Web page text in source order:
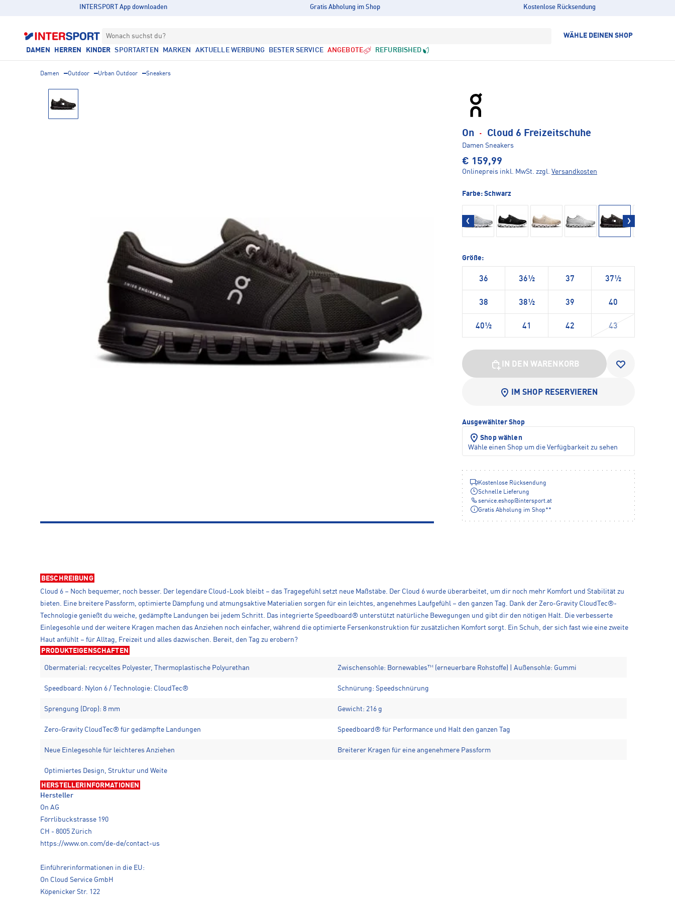
INTERSPORT App downloaden Gratis Abholung im Shop Kostenlose Rücksendung
Wonach suchst du? WÄHLE DEINEN SHOP
DAMEN HERREN KINDER SPORTARTEN MARKEN AKTUELLE WERBUNG BESTER SERVICE ANGEBOTE REFURBISHED
Damen Outdoor Urban Outdoor Sneakers
On · Cloud 6 Freizeitschuhe
Damen Sneakers
€ 159,99
Onlinepreis inkl. MwSt. zzgl. Versandkosten
Farbe: Schwarz
Größe:
36 36½ 37 37½
38 38½ 39 40
40½ 41 42 43
IN DEN WARENKORB
IM SHOP RESERVIEREN
Ausgewählter Shop
Shop wählen
Wähle einen Shop um die Verfügbarkeit zu sehen
Kostenlose Rücksendung
Schnelle Lieferung
service.eshop@intersport.at
Gratis Abholung im Shop**
BESCHREIBUNG
Cloud 6 – Noch bequemer, noch besser. Der legendäre Cloud-Look bleibt – das Tragegefühl setzt neue Maßstäbe. Der Cloud 6 wurde überarbeitet, um dir noch mehr Komfort und Stabilität zu
bieten. Eine breitere Passform, optimierte Dämpfung und atmungsaktive Materialien sorgen für ein leichtes, angenehmes Laufgefühl – den ganzen Tag. Dank der Zero-Gravity CloudTec®-
Technologie genießt du weiche, gedämpfte Landungen bei jedem Schritt. Das integrierte Speedboard® unterstützt natürliche Bewegungen und gibt dir den nötigen Halt. Die verbesserte
Einlegesohle und der weitere Kragen machen das Anziehen noch einfacher, während die optimierte Fersenkonstruktion für zusätzlichen Komfort sorgt. Ein Schuh, der sich fast wie eine zweite
Haut anfühlt – für Alltag, Freizeit und alles dazwischen. Bereit, den Tag zu erobern?
PRODUKTEIGENSCHAFTEN
Obermaterial: recyceltes Polyester, Thermoplastische Polyurethan Zwischensohle: Bornewables™ (erneuerbare Rohstoffe) | Außensohle: Gummi
Speedboard: Nylon 6 / Technologie: CloudTec® Schnürung: Speedschnürung
Sprengung (Drop): 8 mm Gewicht: 216 g
Zero-Gravity CloudTec® für gedämpfte Landungen Speedboard® für Performance und Halt den ganzen Tag
Neue Einlegesohle für leichteres Anziehen Breiterer Kragen für eine angenehmere Passform
Optimiertes Design, Struktur und Weite
HERSTELLERINFORMATIONEN
Hersteller
On AG
Förrlibuckstrasse 190
CH - 8005 Zürich
https://www.on.com/de-de/contact-us
Einführerinformationen in die EU:
On Cloud Service GmbH
Köpenicker Str. 122